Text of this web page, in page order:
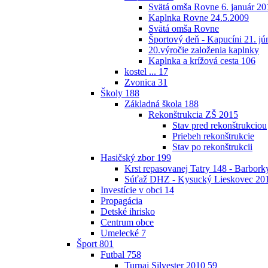
Svätá omša Rovne 6. január
Kaplnka Rovne 24.5.2009
Svätá omša Rovne
Športový deň - Kapucíni 21.
20.výročie založenia kaplnky
Kaplnka a krížová cesta 106
kostel ... 17
Zvonica 31
Školy 188
Základná škola 188
Rekonštrukcia ZŠ 2015
Stav pred rekonštrukciou
Priebeh rekonštrukcie
Stav po rekonštrukcii
Hasičský zbor 199
Krst repasovanej Tatry 148 -
Súťaž DHZ - Kysucký Lieskovec
Investície v obci 14
Propagácia
Detské ihrisko
Centrum obce
Umelecké 7
Šport 801
Futbal 758
Turnaj Silvester 2010 59